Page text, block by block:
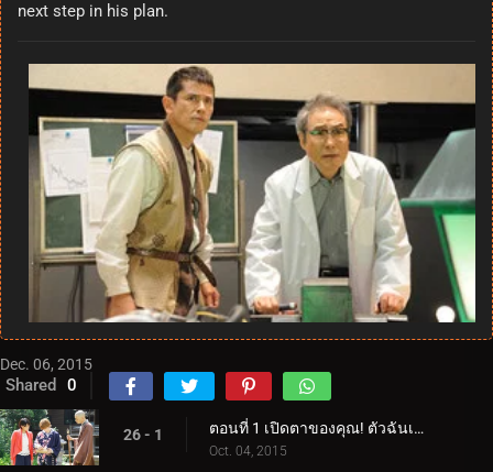
next step in his plan.
Dec. 06, 2015
Shared 0
26 - 1 ตอนที่ 1 เปิดตาของคุณ! ตัวฉันเอง!
Oct. 04, 2015